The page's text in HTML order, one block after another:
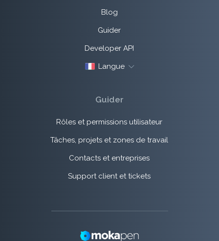
Blog
Guider
Developer API
Langue
Guider
Rôles et permissions utilisateur
Tâches, projets et zones de travail
Contacts et entreprises
Support client et tickets